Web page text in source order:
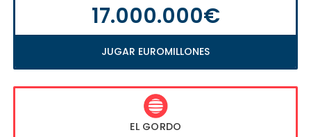
17.000.000€
JUGAR EUROMILLONES
EL GORDO